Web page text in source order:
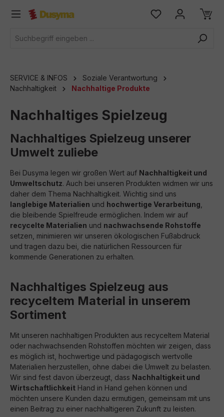
springen
SERVICE & INFOS
Soziale Verantwortung
Nachhaltigkeit
Nachhaltige Produkte
Nachhaltiges Spielzeug
Nachhaltiges Spielzeug unserer
Umwelt zuliebe
Bei Dusyma legen wir großen Wert auf Nachhaltigkeit und
Umweltschutz. Auch bei unseren Produkten widmen wir uns
daher dem Thema Nachhaltigkeit. Wichtig sind uns
langlebige Materialien und hochwertige Verarbeitung
die bleibende Spielfreude ermöglichen. Indem wir auf
recycelte Materialien und nachwachsende Rohstoffe
setzen, minimieren wir unseren ökologischen Fußabdruck
und tragen dazu bei, die natürlichen Ressourcen für
kommende Generationen zu erhalten.
Nachhaltiges Spielzeug aus
recyceltem Material in unserem
Sortiment
Mit unseren nachhaltigen Produkten aus recyceltem Material
oder nachwachsenden Rohstoffen möchten wir zeigen, dass
es möglich ist, hochwertige und pädagogisch wertvolle
Materialien herzustellen, ohne dabei die Umwelt zu belasten.
Wir sind fest davon überzeugt, dass Nachhaltigkeit und
Wirtschaftlichkeit Hand in Hand gehen können und
möchten unsere Kunden dazu ermutigen, gemeinsam mit uns
einen Beitrag zu einer nachhaltigeren Zukunft zu leisten.